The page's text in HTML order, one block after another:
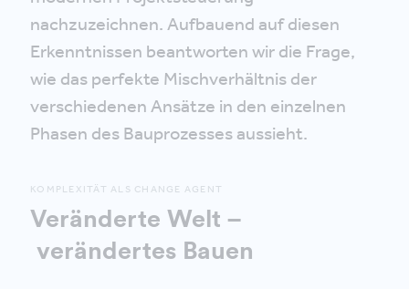
nachzuzeichnen. Aufbauend auf diesen
Erkenntnissen beantworten wir die Frage,
wie das perfekte Mischverhältnis der
verschiedenen Ansätze in den einzelnen
Phasen des Bauprozesses aussieht.
KOMPLEXITÄT ALS CHANGE AGENT
Veränderte Welt –
verändertes Bauen